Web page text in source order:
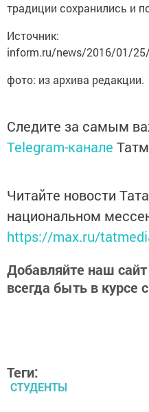
традиции сохранились и
Источник:
inform.ru/news/2016/01/
фото: из архива редакции.
Следите за самым
Telegram-канале
Читайте новости
национальном
https://max.ru/
Добавляйте наш
всегда быть в курсе
Теги:
СТУДЕНТЫ